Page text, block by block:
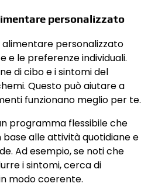
personalizzato
personalizzato
e le preferenze individuali.
di cibo e i sintomi del
Questo può aiutare a
funzionano meglio per te.
programma flessibile che
alle attività quotidiane e
Ad esempio, se noti che
i sintomi, cerca di
modo coerente.